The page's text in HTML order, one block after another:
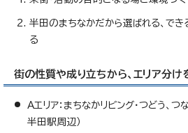
半田のまちなかだから選ばれる、でき
る
街の性質や成り立ちから、エリア分
Aエリア：まちなかリビング・つどう、つ
半田駅周辺）